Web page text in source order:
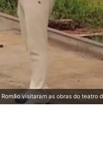
visitaram as obras do teatro